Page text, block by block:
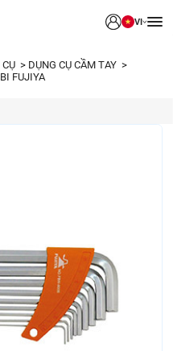
VI
DỤNG CỤ CẦM TAY
FUJIYA